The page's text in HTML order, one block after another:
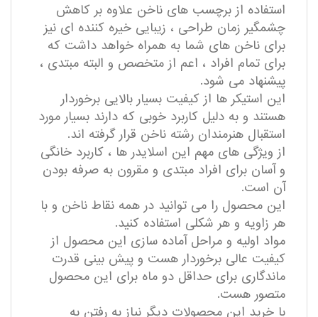
استفاده از برچسب های ناخن علاوه بر کاهش
چشمگیر زمان طراحی ، زیبایی خیره کننده ای نیز
برای ناخن های شما به همراه خواهد داشت که
برای تمام افراد ، اعم از متخصص و البته مبتدی ،
پیشنهاد می شود.
این استیکر ها از کیفیت بسیار بالایی برخوردار
هستند و به دلیل کاربرد خوبی که دارند بسیار مورد
استقبال هنرمندان رشته ناخن قرار گرفته اند.
از ویژگی های مهم این اسلایدر ها ، کاربرد خانگی
و آسان برای افراد مبتدی و مقرون به صرفه بودن
آن است.
این محصول را می توانید در همه نقاط ناخن و با
هر زاویه و هر شکلی استفاده کنید.
مواد اولیه و مراحل آماده سازی این محصول از
کیفیت عالی برخوردار هست و پیش بینی قدرت
ماندگاری برای حداقل دو ماه برای این محصول
متصور هست.
با خرید این محصولات دیگر نیاز به رفتن به